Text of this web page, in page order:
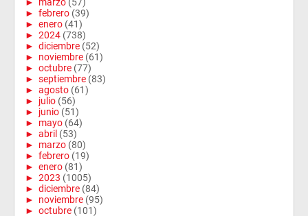
► febrero (39)
► enero (41)
► 2024 (738)
► diciembre (52)
► noviembre (61)
► octubre (77)
► septiembre (83)
► agosto (61)
► julio (56)
► junio (51)
► mayo (64)
► abril (53)
► marzo (80)
► febrero (19)
► enero (81)
► 2023 (1005)
► diciembre (84)
► noviembre (95)
► octubre (101)